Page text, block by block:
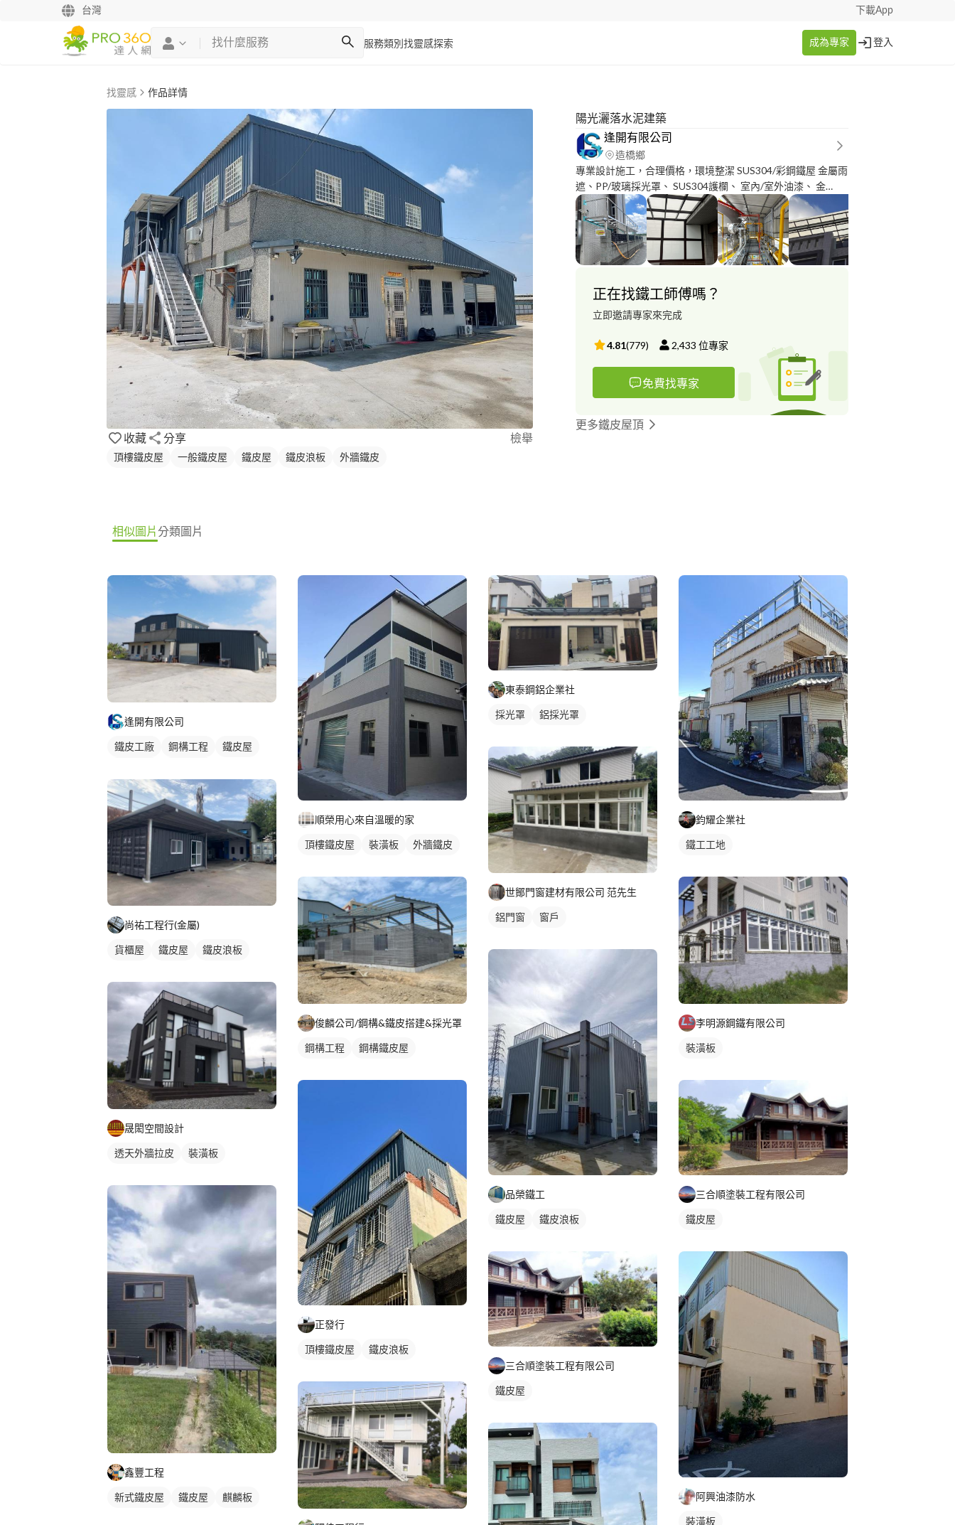
台灣 下載App
服務類別 找靈感探索 成為專家 登入
找靈感 作品詳情
收藏 分享 檢舉
頂樓鐵皮屋 一般鐵皮屋 鐵皮屋 鐵皮浪板 外牆鐵皮
陽光灑落水泥建築
逢開有限公司
造橋鄉
專業設計施工，合理價格，環境整潔 SUS304/彩鋼鐵屋 金屬雨
遮、PP/玻璃採光罩、 SUS304護欄、 室內/室外油漆、 金
屬/PVC配管 配線
正在找鐵工師傅嗎？
立即邀請專家來完成
4.81(779) 2,433 位專家
免費找專家
更多鐵皮屋頂
相似圖片分類圖片
逢開有限公司
鐵皮工廠 鋼構工程
鐵皮屋
尚祐工程行(金屬)
貨櫃屋 鐵皮屋 鐵皮浪板
晟閎空間設計
透天外牆拉皮 裝潢板
鑫豐工程
新式鐵皮屋 鐵皮屋 麒麟板
順榮用心來自溫暖的家
頂樓鐵皮屋 裝潢板 外牆鐵皮
俊麟公司/鋼構&鐵皮搭建&採光罩
鋼構工程 鋼構鐵皮屋
正發行
頂樓鐵皮屋 鐵皮浪板
東泰鋼鋁企業社
採光罩 鋁採光罩
世鄮門窗建材有限公司 范先生
鋁門窗 窗戶
品榮鐵工
鐵皮屋 鐵皮浪板
三合順塗裝工程有限公司
鐵皮屋
鈞耀企業社
鐵工工地
李明源鋼鐵有限公司
裝潢板
三合順塗裝工程有限公司
鐵皮屋
阿興油漆防水
裝潢板